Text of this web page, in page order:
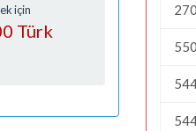
için
Türk